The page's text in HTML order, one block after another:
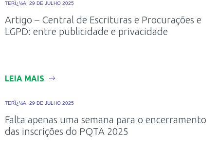
TERÏ¿½A, 29 DE JULHO 2025
Artigo – Central de Escrituras e Procurações e
LGPD: entre publicidade e privacidade
LEIA MAIS
TERÏ¿½A, 29 DE JULHO 2025
Falta apenas uma semana para o encerramento
das inscrições do PQTA 2025